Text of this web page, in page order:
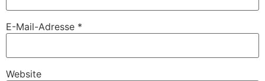
E-Mail-Adresse *
Website